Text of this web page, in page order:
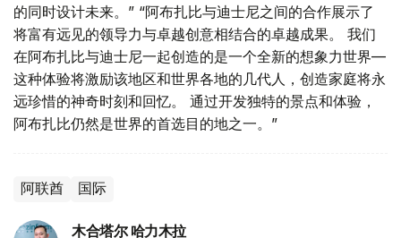
的同时设计未来。” “阿布扎比与迪士尼之间的合作展示了
将富有远见的领导力与卓越创意相结合的卓越成果。 我们
在阿布扎比与迪士尼一起创造的是一个全新的想象力世界—
这种体验将激励该地区和世界各地的几代人，创造家庭将永
远珍惜的神奇时刻和回忆。 通过开发独特的景点和体验，
阿布扎比仍然是世界的首选目的地之一。”
阿联酋 国际
木合塔尔 哈力木拉